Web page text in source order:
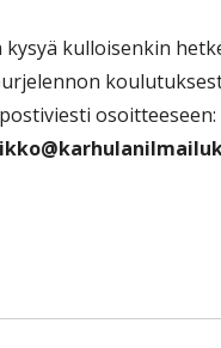
kysyä kulloisenkin
osoitteeseen: